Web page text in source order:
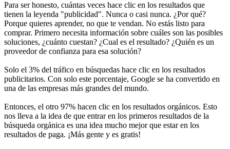
Para ser honesto, cuántas veces hace clic en los resultados que
tienen la leyenda "publicidad". Nunca o casi nunca. ¿Por qué?
Porque quieres aprender, no que te vendan. No estás listo para
comprar. Primero necesita información sobre cuáles son las posibles
soluciones, ¿cuánto cuestan? ¿Cual es el resultado? ¿Quién es un
proveedor de confianza para esa solución?
Solo el 3% del tráfico en búsquedas hace clic en los resultados
publicitarios. Con solo este porcentaje, Google se ha convertido en
una de las empresas más grandes del mundo.
Entonces, el otro 97% hacen clic en los resultados orgánicos. Esto
nos lleva a la idea de que entrar en los primeros resultados de la
búsqueda orgánica es una idea mucho mejor que estar en los
resultados de paga. ¡Más gente y es gratis!